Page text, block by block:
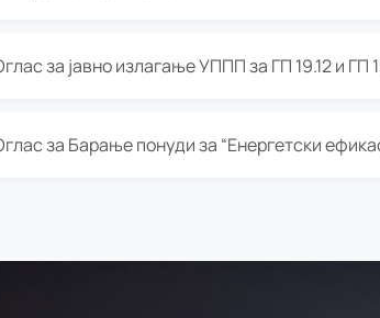
за јавно излагање УППП за ГП 19.12 и ГП